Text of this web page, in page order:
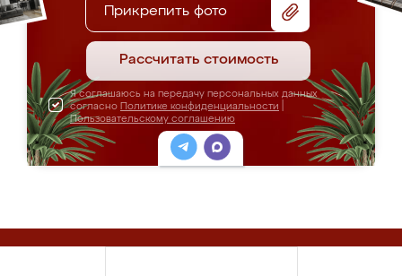
Прикрепить фото
Рассчитать стоимость
Я соглашаюсь на передачу персональных данных
согласно Политике конфиденциальности
Пользовательскому соглашению